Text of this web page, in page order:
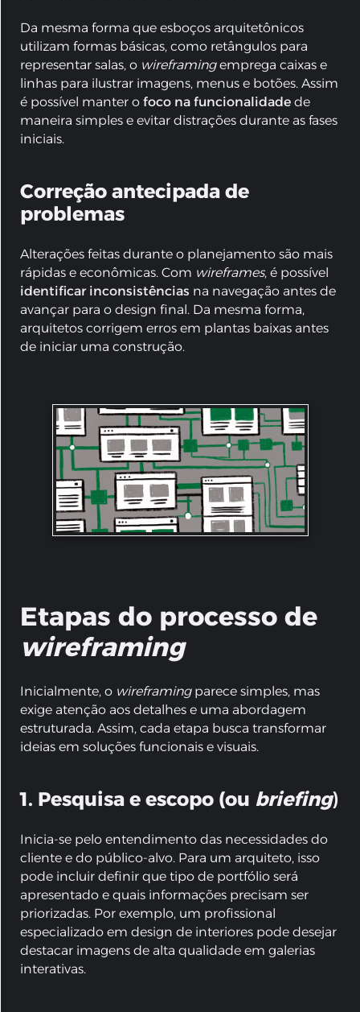
Da mesma forma que esboços arquitetônicos
utilizam formas básicas, como retângulos para
representar salas, o wireframingemprega caixas e
linhas para ilustrar imagens, menus e botões. Assim
é possível manter o foco na funcionalidade de
maneira simples e evitar distrações durante as fases
iniciais.
Correção antecipada de
problemas
Alterações feitas durante o planejamento são mais
rápidas e econômicas. Com wireframes, é possível
identificar inconsistências na navegação antes de
avançar para o design final. Da mesma forma,
arquitetos corrigem erros em plantas baixas antes
de iniciar uma construção.
Etapas do processo de
wireframing
Inicialmente, o wireframing parece simples, mas
exige atenção aos detalhes e uma abordagem
estruturada. Assim, cada etapa busca transformar
ideias em soluções funcionais e visuais.
1. Pesquisa e escopo (ou briefing)
Inicia-se pelo entendimento das necessidades do
cliente e do público-alvo. Para um arquiteto, isso
pode incluir definir que tipo de portfólio será
apresentado e quais informações precisam ser
priorizadas. Por exemplo, um profissional
especializado em design de interiores pode desejar
destacar imagens de alta qualidade em galerias
interativas.